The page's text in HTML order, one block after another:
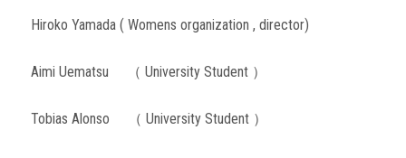
Hiroko Yamada ( Womens organization , director)
Aimi Uematsu （ University Student ）
Tobias Alonso （ University Student ）